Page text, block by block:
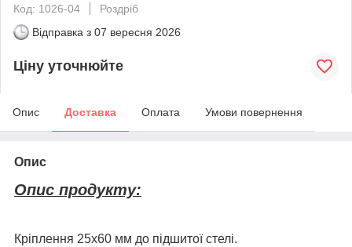
Код: 1026-04
Роздріб
Відправка з 07 вересня 2026
Ціну уточнюйте
Опис Доставка Оплата Умови повернення
Опис
Опис продукту:
Кріплення 25x60 мм до підшитої стелі.